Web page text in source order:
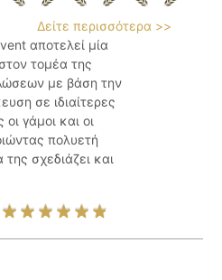
Δείτε περισσότερα >>
αποτελεί μία
τομέα της
με βάση την
σε ιδιαίτερες
γάμοι και οι
πολυετή
σχεδιάζει και